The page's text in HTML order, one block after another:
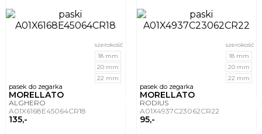
pasek do zegarka
MORELLATO
ALGHERO
A01X6168E45064CR18
135,-
szerokość
18 mm
20 mm
22 mm
pasek do zegarka
MORELLATO
RODIUS
A01X4937C23062CR22
95,-
szerokość
18 mm
20 mm
22 mm